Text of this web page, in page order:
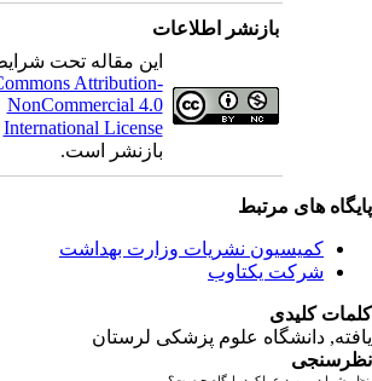
بازنشر اطلاعات
این مقاله تحت شرایط
Commons Attribution-
NonCommercial 4.0
International License
بازنشر است.
های مرتبط
کمیسیون نشریات وزارت بهداشت
شرکت یکتاوب
کلیدی
, دانشگاه علوم پزشکی لرستان